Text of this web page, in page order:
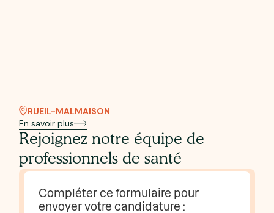
RUEIL-MALMAISON
En savoir plus
Rejoignez notre équipe de
professionnels de santé
Compléter ce formulaire pour
envoyer votre candidature :